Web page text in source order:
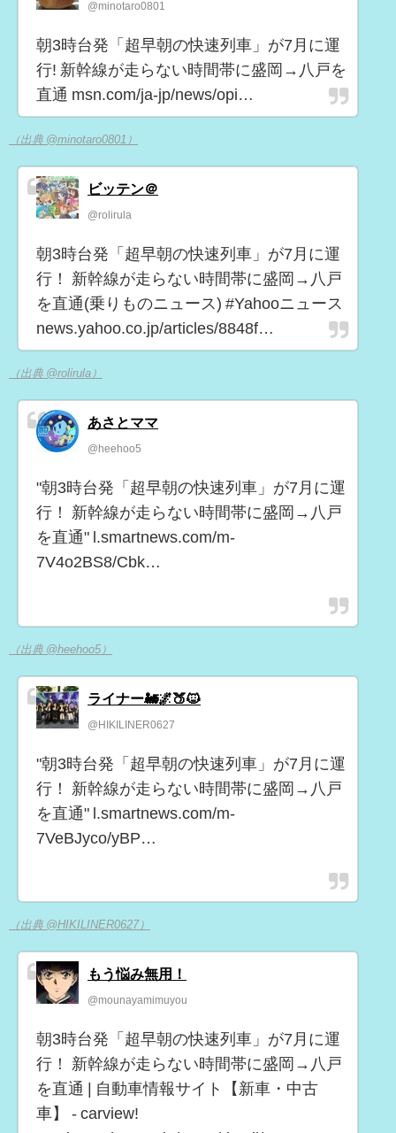
@minotaro0801
朝3時台発「超早朝の快速列車」が7月に運
行! 新幹線が走らない時間帯に盛岡→八戸を
直通 msn.com/ja-jp/news/opi…
（出典 @minotaro0801）
ビッテン＠
@rolirula
朝3時台発「超早朝の快速列車」が7月に運
行！ 新幹線が走らない時間帯に盛岡→八戸
を直通(乗りものニュース) #Yahooニュース
news.yahoo.co.jp/articles/8848f…
（出典 @rolirula）
あさとママ
@heehoo5
"朝3時台発「超早朝の快速列車」が7月に運
行！ 新幹線が走らない時間帯に盛岡→八戸
を直通" l.smartnews.com/m-
7V4o2BS8/Cbk…
（出典 @heehoo5）
ライナー🚂🌌🍑🐱
@HIKILINER0627
"朝3時台発「超早朝の快速列車」が7月に運
行！ 新幹線が走らない時間帯に盛岡→八戸
を直通" l.smartnews.com/m-
7VeBJyco/yBP…
（出典 @HIKILINER0627）
もう悩み無用！
@mounayamimuyou
朝3時台発「超早朝の快速列車」が7月に運
行！ 新幹線が走らない時間帯に盛岡→八戸
を直通 | 自動車情報サイト【新車・中古
車】 - carview!